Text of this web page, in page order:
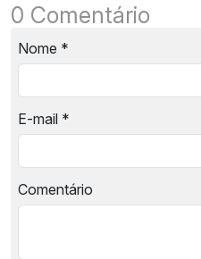
0 Comentário
Nome *
E-mail *
Comentário